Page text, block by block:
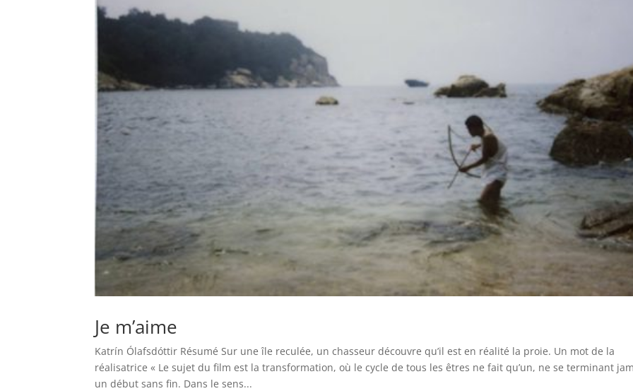
Je m’aime
Katrín Ólafsdóttir Résumé Sur une île reculée, un chasseur découvre qu’il est en réalité la proie. Un mot de la
réalisatrice « Le sujet du film est la transformation, où le cycle de tous les êtres ne fait qu’un, ne se terminant
un début sans fin. Dans le sens...